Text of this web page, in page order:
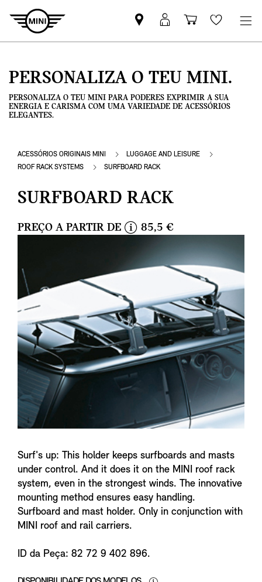
Pesquisar
parceiro
Iniciar
sessão
Carrinho
de
Wishlist
PERSONALIZA O TEU MINI.
PERSONALIZA O TEU MINI PARA PODERES EXPRIMIR A SUA
ENERGIA E CARISMA COM UMA VARIEDADE DE ACESSÓRIOS
ELEGANTES.
ACESSÓRIOS ORIGINAIS MINI
LUGGAGE AND LEISURE
ROOF RACK SYSTEMS
SURFBOARD RACK
SURFBOARD RACK
PREÇO A PARTIR DE
f
85,5 €
Surf's up: This holder keeps surfboards and masts
under control. And it does it on the MINI roof rack
system, even in the strongest winds. The innovative
mounting method ensures easy handling.
Surfboard and mast holder. Only in conjunction with
MINI roof and rail carriers.
ID da Peça: 82 72 9 402 896.